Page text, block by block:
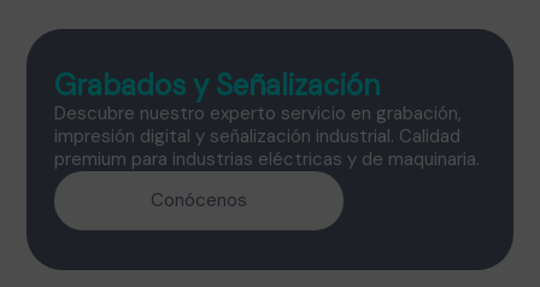
Grabados y Señalización
Descubre nuestro experto servicio en grabación,
impresión digital y señalización industrial. Calidad
premium para industrias eléctricas y de maquinaria.
Conócenos